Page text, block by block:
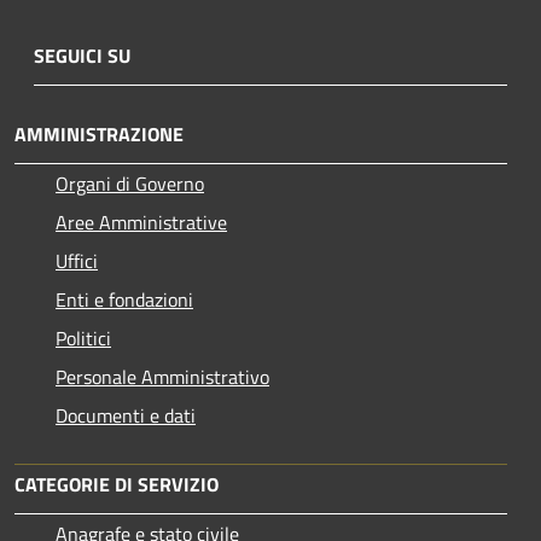
SEGUICI SU
AMMINISTRAZIONE
Organi di Governo
Aree Amministrative
Uffici
Enti e fondazioni
Politici
Personale Amministrativo
Documenti e dati
CATEGORIE DI SERVIZIO
Anagrafe e stato civile